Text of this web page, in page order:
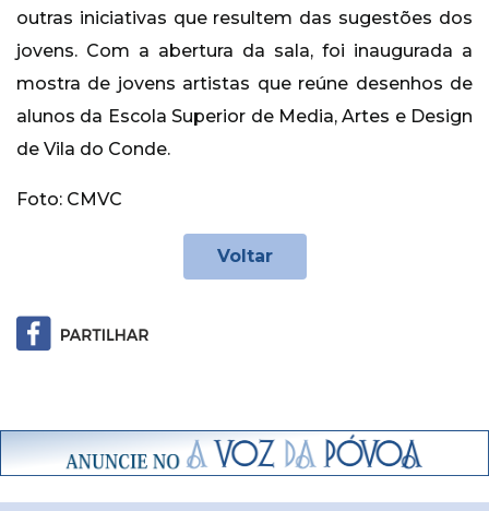
outras iniciativas que resultem das sugestões dos
jovens. Com a abertura da sala, foi inaugurada a
mostra de jovens artistas que reúne desenhos de
alunos da Escola Superior de Media, Artes e Design
de Vila do Conde.
Foto: CMVC
Voltar